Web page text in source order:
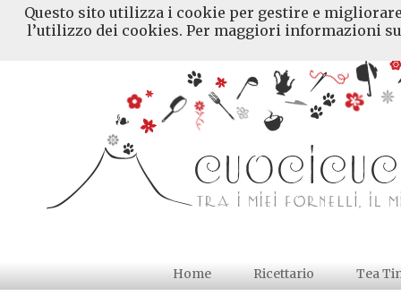
Home Ricettario Tea
Questo sito utilizza i cookie per gestire e
l’utilizzo dei cookies. Per maggiori informazioni